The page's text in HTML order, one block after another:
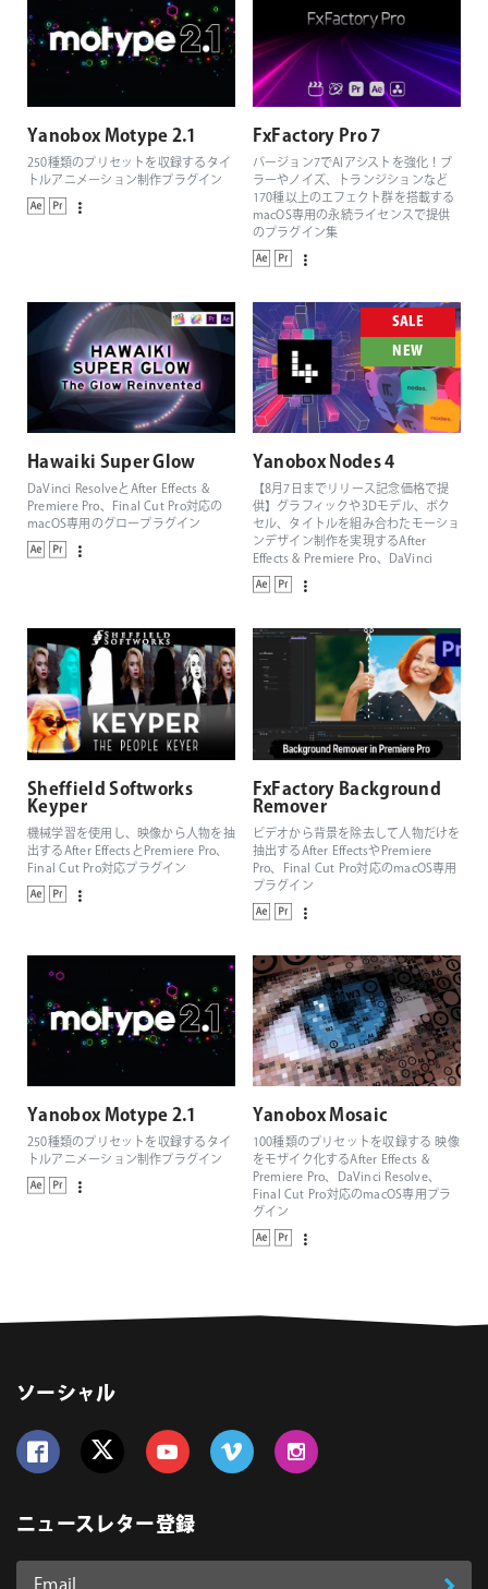
Yanobox Motype 2.1
250種類のプリセットを収録するタイ
トルアニメーション制作プラグイン
FxFactory Pro 7
バージョン7でAIアシストを強化！ブ
ラーやノイズ、トランジションなど
170種以上のエフェクト群を搭載する
macOS専用の永続ライセンスで提供
のプラグイン集
Hawaiki Super Glow
DaVinci ResolveとAfter Effects &
Premiere Pro、Final Cut Pro対応の
macOS専用のグロープラグイン
SALE
NEW
Yanobox Nodes 4
【8月7日までリリース記念価格で提
供】グラフィックや3Dモデル、ボク
セル、タイトルを組み合わたモーショ
ンデザイン制作を実現するAfter
Effects & Premiere Pro、DaVinci
Resolve、Final Cut Pro対応の3Dパー
ティクルジェネレーター
Sheffield Softworks
Keyper
機械学習を使用し、映像から人物を抽
出するAfter EffectsとPremiere Pro、
Final Cut Pro対応プラグイン
FxFactory Background
Remover
ビデオから背景を除去して人物だけを
抽出するAfter EffectsやPremiere
Pro、Final Cut Pro対応のmacOS専用
プラグイン
Yanobox Motype 2.1
250種類のプリセットを収録するタイ
トルアニメーション制作プラグイン
Yanobox Mosaic
100種類のプリセットを収録する 映像
をモザイク化するAfter Effects &
Premiere Pro、DaVinci Resolve、
Final Cut Pro対応のmacOS専用プラ
グイン
ソーシャル
ニュースレター登録
Email
登